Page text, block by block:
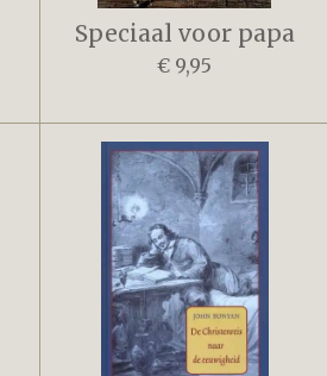
Speciaal voor papa
€ 9,95